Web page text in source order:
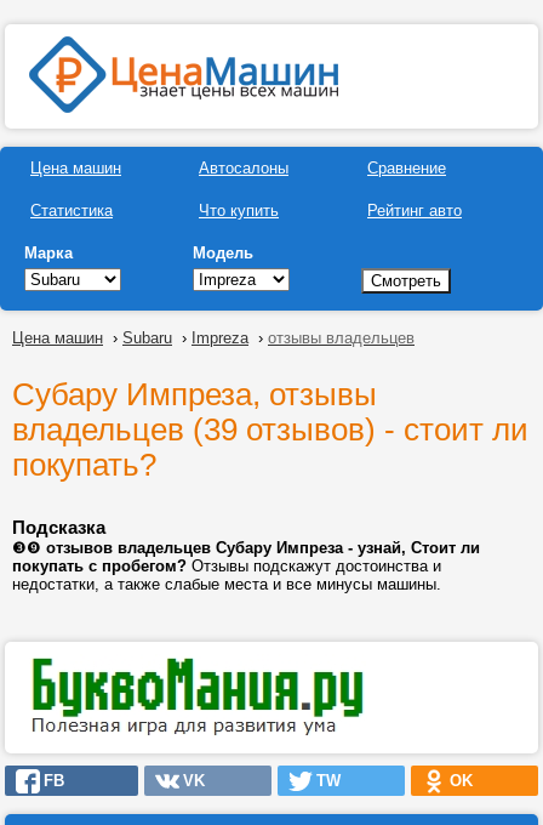
Цена машин
Статистика
Автосалоны
Что купить
Сравнение
Рейтинг авто
Марка Модель
Цена машин › Subaru › Impreza› отзывы владельцев
Субару Импреза, отзывы
владельцев (39 отзывов) - стоит ли
покупать?
Подсказка
❸❾ отзывов владельцев Субару Импреза - узнай, Стоит ли
покупать с пробегом? Отзывы подскажут достоинства и
недостатки, а также слабые места и все минусы машины.
FB VK TW OK